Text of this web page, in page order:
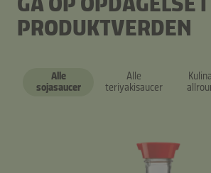
PRODUKTVERDEN
Alle
sojasaucer
Alle
teriyakisaucer